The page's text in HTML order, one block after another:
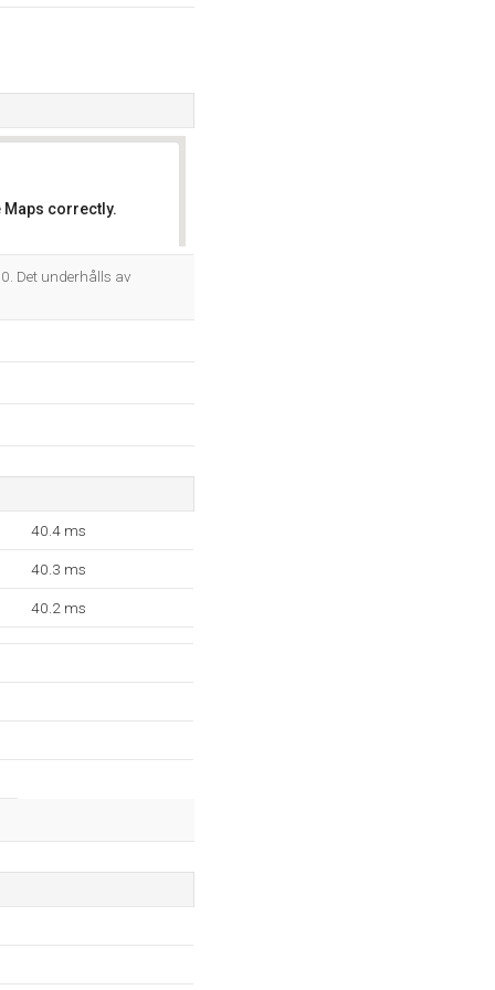
Maps correctly.
OK
Det underhålls av
40.4 ms
40.3 ms
40.2 ms